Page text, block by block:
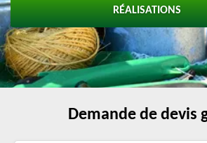
RÉALISATIONS
Demande de devis